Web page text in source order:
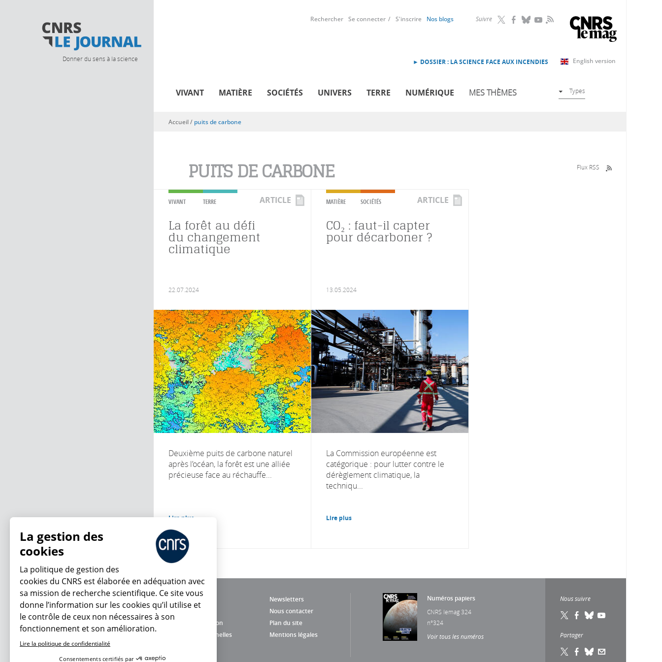
Donner du sens à la science
Suivre RSS
Rechercher Se connecter S'inscrire Nos blogs
English version
► DOSSIER : LA SCIENCE FACE AUX INCENDIES
VIVANT MATIÈRE SOCIÉTÉS UNIVERS TERRE NUMÉRIQUE MES THÈMES Types
Vous êtes ici
Accueil/ puits de carbone
PUITS DE CARBONE Flux RSS
VIVANT TERRE ARTICLE
La forêt au défi
du changement
climatique
22.07.2024
Deuxième puits de carbone naturel
après l’océan, la forêt est une alliée
précieuse face au réchauffe...
Lire plus
MATIÈRE SOCIÉTÉS ARTICLE
CO₂ : faut-il capter
pour décarboner ?
13.05.2024
La Commission européenne est
catégorique : pour lutter contre le
dérèglement climatique, la
techniqu...
Lire plus
Newsletters
Nous contacter
Charte d'utilisation
Plan du site
Données personnelles
Mentions légales
Numéros papiers
CNRS lemag 324
n°324
Voir tous les numéros
Nous suivre
Partager
En ce moment
La gestion des
cookies
La politique de gestion des
cookies du CNRS est élaborée en adéquation avec
sa mission de recherche scientifique. Ce site vous
donne l’information sur les cookies qu’il utilise et
le contrôle de ceux non nécessaires à son
fonctionnement et son amélioration.
Lire la politique de confidentialité
Consentements certifiés par